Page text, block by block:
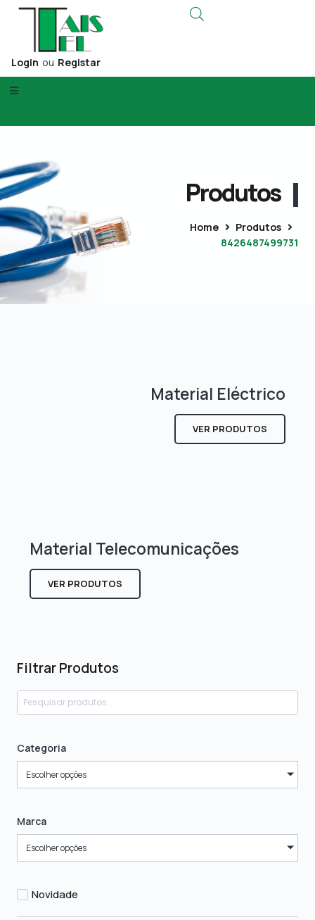
Login ou Registar
Produtos
Home
Produtos
8426487499731
Filtrar Produtos
Categoria
Escolher opções
Marca
Escolher opções
Novidade
Material Eléctrico
VER PRODUTOS
Material Telecomunicações
VER PRODUTOS